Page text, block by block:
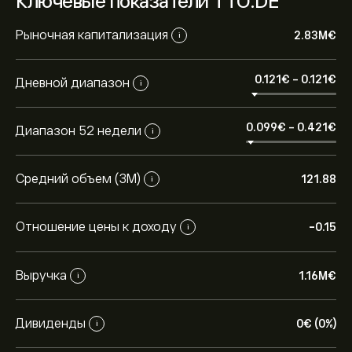
Рыночная капитализация i 2.83M‎€‎
Дневной диапазон i 0.121‎€‎ - 0.121‎€‎
Диапазон 52 недели i 0.099‎€‎ - 0.421‎€‎
Средний объем (3М) i 121.88
Отношение цены к доходу i -0.15
Выручка i 1.16M‎€‎
Дивиденды i 0‎€‎ (0%)
Текущая цена акции TTO.DE составляет 0.115‎€‎.